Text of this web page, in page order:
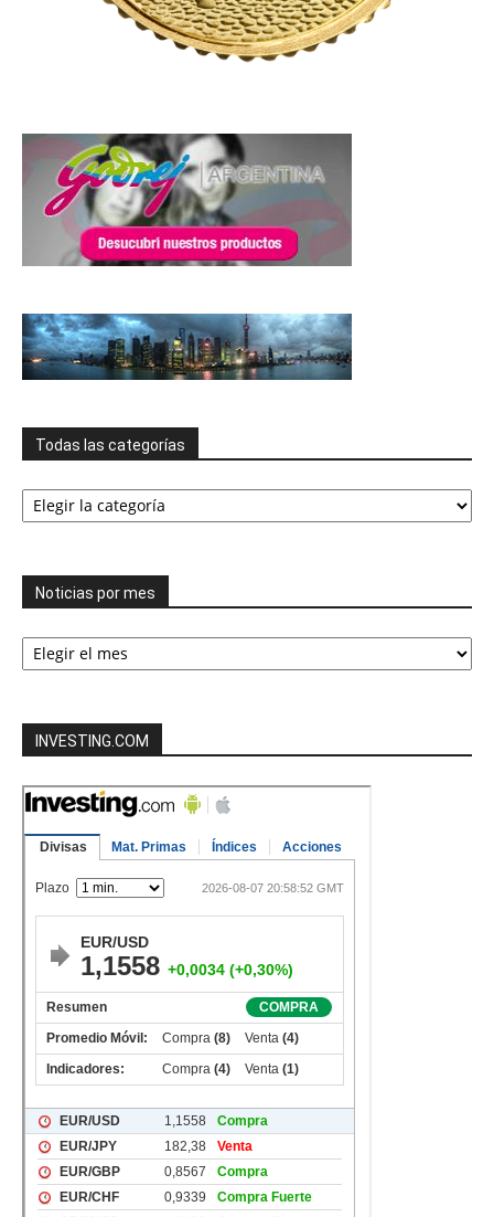
Todas las categorías
Todas
las
Noticias por mes
Noticias
por
INVESTING.COM